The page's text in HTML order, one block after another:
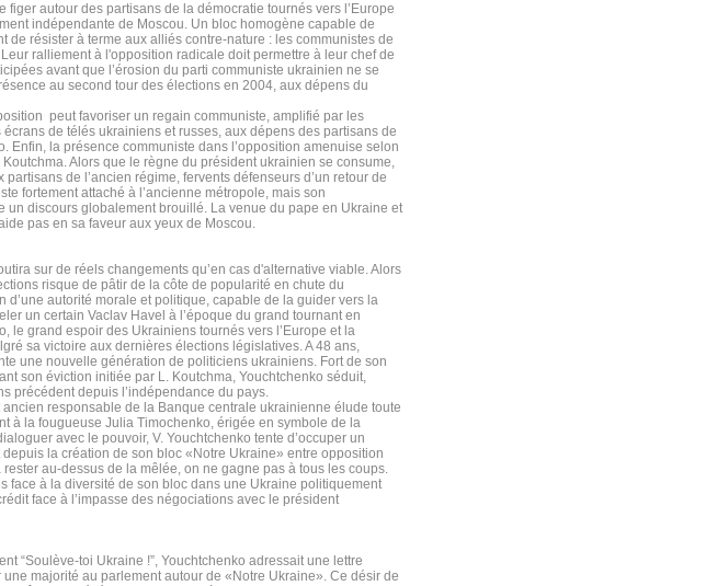
figer autour des partisans de la démocratie tournés vers l’Europe
indépendante de Moscou. Un bloc homogène capable de
de résister à terme aux alliés contre-nature : les communistes de
ralliement à l'opposition radicale doit permettre à leur chef de
avant que l’érosion du parti communiste ukrainien ne se
au second tour des élections en 2004, aux dépens du
peut favoriser un regain communiste, amplifié par les
de télés ukrainiens et russes, aux dépens des partisans de
Enfin, la présence communiste dans l’opposition amenuise selon
Alors que le règne du président ukrainien se consume,
de l’ancien régime, fervents défenseurs d’un retour de
fortement attaché à l’ancienne métropole, mais son
discours globalement brouillé. La venue du pape en Ukraine et
pas en sa faveur aux yeux de Moscou.
sur de réels changements qu’en cas d'alternative viable. Alors
risque de pâtir de la côte de popularité en chute du
d’une autorité morale et politique, capable de la guider vers la
un certain Vaclav Havel à l’époque du grand tournant en
le grand espoir des Ukrainiens tournés vers l’Europe et la
sa victoire aux dernières élections législatives. A 48 ans,
une nouvelle génération de politiciens ukrainiens. Fort de son
son éviction initiée par L. Koutchma, Youchtchenko séduit,
précédent depuis l’indépendance du pays.
responsable de la Banque centrale ukrainienne élude toute
à la fougueuse Julia Timochenko, érigée en symbole de la
avec le pouvoir, V. Youchtchenko tente d’occuper un
la création de son bloc «Notre Ukraine» entre opposition
au-dessus de la mêlée, on ne gagne pas à tous les coups.
face à la diversité de son bloc dans une Ukraine politiquement
face à l’impasse des négociations avec le président
“Soulève-toi Ukraine !”, Youchtchenko adressait une lettre
majorité au parlement autour de «Notre Ukraine». Ce désir de